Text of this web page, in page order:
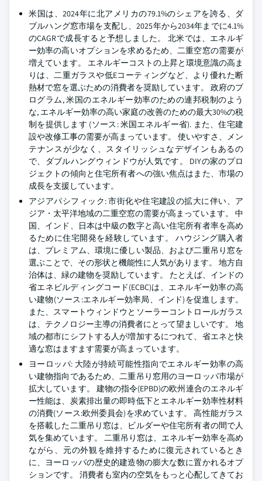
米国は、2024年に北アメリカの79.1%のシェアを誇る、ダ
ブルハング窓市場を支配し、2025年から2034年までに4.1%
のCAGRで成長すると予想しました。 北米では、エネルギ
ー効率の高いオプションを求めるため、二重空窓の需要が
増えています。 エネルギーコストの上昇と環境意識の高ま
りは、二重ガラスや低Eコーティングなど、より優れた断
熱材で窓を選ぶための消費者を奨励しています。 政府のプ
ログラム, 米国のエネルギー効率のための連邦税制のよう
な, エネルギー効率の高い家庭の改善のための最大30%の税
制を提供します (ソース: 米国エネルギー省). また、住宅建
設や改修工事の需要が高まっています。 使いやすさ、メン
テナンスが少なく、スタイリッシュなデザインもあるの
で、ダブルハングウィンドウが人気です。 DIYの家のプロ
ジェクトの傾向と住宅所有者への強い焦点はまた、市場の
成長を支援しています。
アジアパシフィック: 市街化や住宅建設の拡大に伴い、ア
ジア・太平洋地域の二重空窓の需要が高まっています。 中
国、インド、日本は中級の数字と高い住宅所有者率を高め
るために住宅開発を経験しています。 ハウジング購入者
は、プレミアム、環境に優しい製品、および二重吊り窓を
選ぶことで、その形状と機能性に人気があります。 地方自
治体は、緑の建物を奨励しています。 たとえば、インドの
省エネビルディングコード(ECBC)は、エネルギー効率の高
い建物(ソース:エネルギー効率局、インド)を促進します。
また、スマートウィンドウとソーラーコントロールガラス
は、テクノロジー主導の消費者にとって望ましいです。 地
域の都市にシフトする人が増加するにつれて、省エネと快
適な窓はますます需要が高まっています。
ヨーロッパ: 大陸が持続可能性指向でエネルギー効率の高
い建物指向であるため、二重吊り窓用のヨーロッパ市場が
拡大しています。 建物の指令(EPBD)の欧州連合のエネルギ
ー性能は、炭素排出量の即時低下とエネルギー効率性材料
の消費(ソース:欧州委員会)を求めています。 高性能ガラス
を搭載した二重吊り窓は、ビルダーや住宅所有者の間で人
気を集めています。 二重吊り窓は、エネルギー効率を高め
ながら、元の外観を維持するために復元されているとき
に、ヨーロッパの歴史的建造物の膨大な数に置かれるオプ
ションです。 消費者も室内の空気をもっと心配してきてお